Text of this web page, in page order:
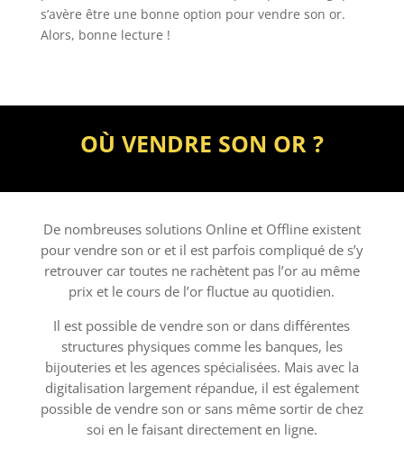
s’avère être une bonne option pour vendre son or.
Alors, bonne lecture !
OÙ VENDRE SON OR ?
De nombreuses solutions Online et Offline existent
pour vendre son or et il est parfois compliqué de s’y
retrouver car toutes ne rachètent pas l’or au même
prix et le cours de l’or fluctue au quotidien.
Il est possible de vendre son or dans différentes
structures physiques comme les banques, les
bijouteries et les agences spécialisées. Mais avec la
digitalisation largement répandue, il est également
possible de vendre son or sans même sortir de chez
soi en le faisant directement en ligne.